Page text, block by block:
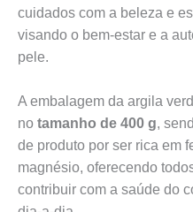
cuidados com a beleza e
visando o bem-estar e a
pele.
A embalagem da argila
no tamanho de 400 g,
de produto por ser rica em
magnésio, oferecendo
contribuir com a saúde do